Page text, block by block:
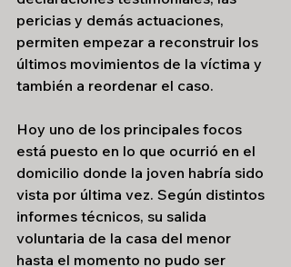
pericias y demás actuaciones,
permiten empezar a reconstruir los
últimos movimientos de la víctima y
también a reordenar el caso.
Hoy uno de los principales focos
está puesto en lo que ocurrió en el
domicilio donde la joven habría sido
vista por última vez. Según distintos
informes técnicos, su salida
voluntaria de la casa del menor
hasta el momento no pudo ser